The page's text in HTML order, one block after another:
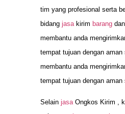
tim yang profesional serta
bidang jasakirim barang
membantu anda
tempat tujuan dengan
membantu anda
tempat tujuan dengan
Selain jasaOngkos Kirim ,